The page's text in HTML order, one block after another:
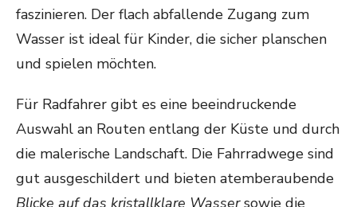
faszinieren. Der flach abfallende Zugang zum
Wasser ist ideal für Kinder, die sicher planschen
und spielen möchten.
Für Radfahrer gibt es eine beeindruckende
Auswahl an Routen entlang der Küste und durch
die malerische Landschaft. Die Fahrradwege sind
gut ausgeschildert und bieten atemberaubende
Blicke auf das kristallklare Wassersowie die